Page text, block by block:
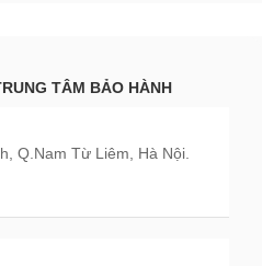
TÂM BẢO HÀNH
Q.Nam Từ Liêm, Hà Nội.